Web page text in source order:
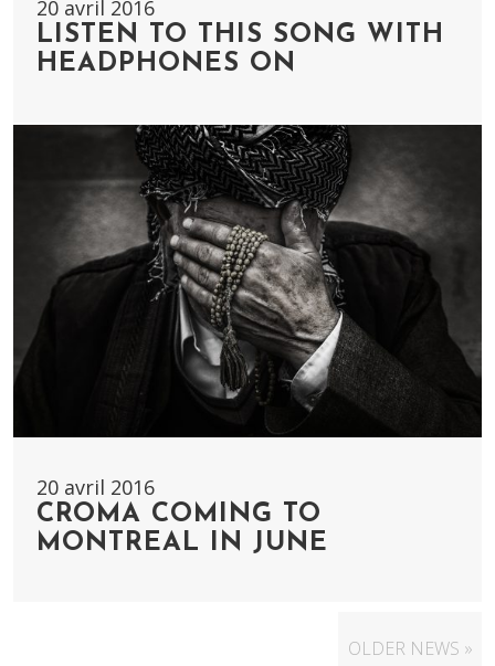
20 avril 2016
LISTEN TO THIS SONG WITH
HEADPHONES ON
20 avril 2016
CROMA COMING TO
MONTREAL IN JUNE
OLDER NEWS »